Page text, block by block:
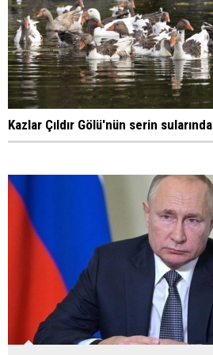
Kazlar Çıldır Gölü'nün serin sularında